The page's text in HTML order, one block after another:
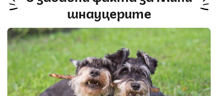
шнауцерите